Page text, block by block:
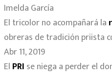
Imelda García
El tricolor no acompañará la
obreras de tradición priista
Abr 11, 2019
El PRI se niega a perder el